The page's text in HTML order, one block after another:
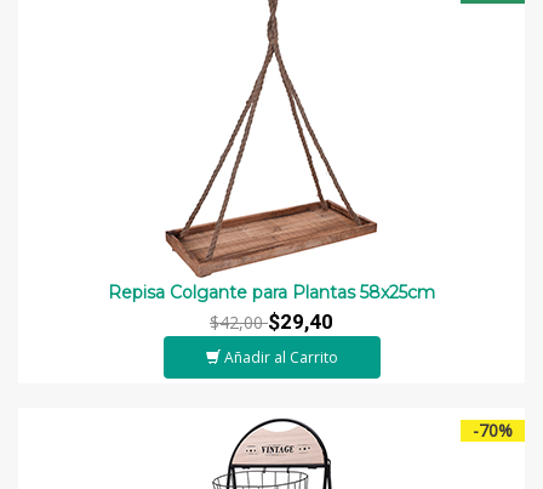
Repisa Colgante para Plantas 58x25cm
$42,00$29,40
Añadir al Carrito
-70%